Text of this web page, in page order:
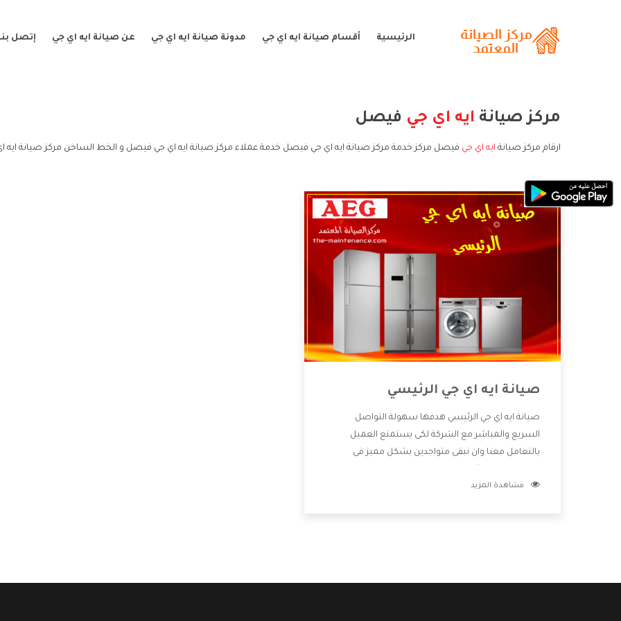
الرئيسية أقسام صيانة ايه اي جي مدونة صيانة ايه اي جي عن صيانة ايه اي جي إتصل
مركز صيانة ايه اي جي فيصل
ارقام مركز صيانة ايه اي جي فيصل مركز خدمة مركز صيانة ايه اي جي فيصل خدمة عملاء مركز صيانة ايه اي جي فيصل و الخط الساخن مركز صيانة
صيانة ايه اي جي الرئيسي
صيانة ايه اي جي الرئيسي هدفها سهولة التواصل
السريع والمباشر مع الشركة لكى يستمتع العميل
بالتعامل معنا وان نبقى متواجدين بشكل مميز فى
للعميل وان يستمتع بالخدمات التى تنفرد الشركة بها
مشاهدة المزيد